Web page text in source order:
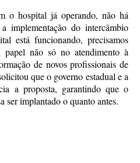
o hospital já operando, não há
implementação do intercâmbio
está funcionando, precisamos
papel não só no atendimento à
de novos profissionais de
que o governo estadual e a
a proposta, garantindo que o
ser implantado o quanto antes.